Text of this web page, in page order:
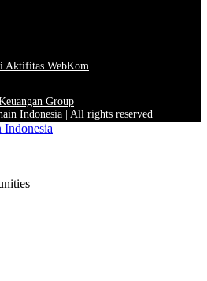
Aktifitas WebKom
Group
Indonesia | All rights reserved